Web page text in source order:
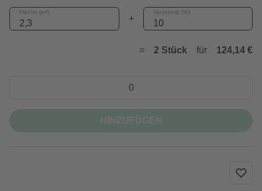
Fläche (m²)
+
Verschnitt (%)
= 2 Stück für 124,14 €